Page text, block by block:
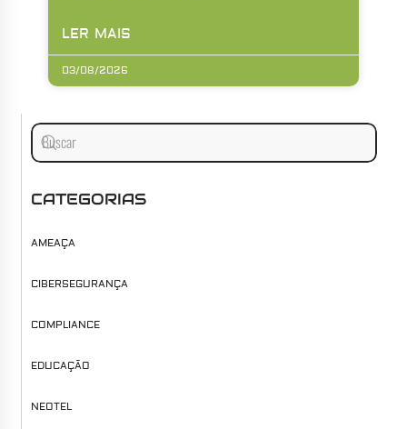
LER MAIS
03/08/2026
CATEGORIAS
AMEAÇA
CIBERSEGURANÇA
COMPLIANCE
EDUCAÇÃO
NEOTEL